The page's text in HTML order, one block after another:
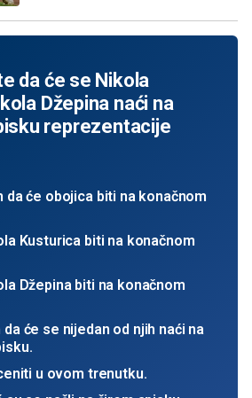
da će se Nikola
Džepina naći na
reprezentacije
da će obojica biti na konačnom
Kusturica biti na konačnom
Džepina biti na konačnom
će se nijedan od njih naći na
u ovom trenutku.